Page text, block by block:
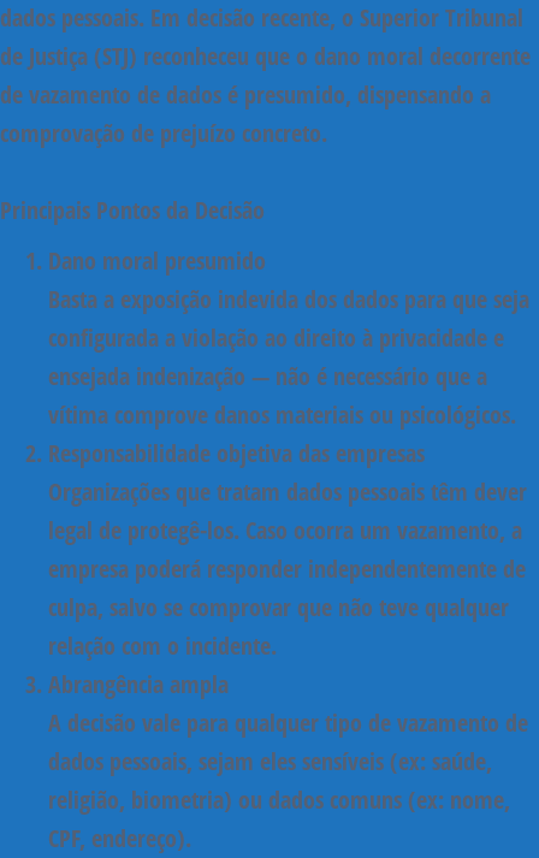
dados pessoais. Em decisão recente, o Superior Tribunal
de Justiça (STJ) reconheceu que o dano moral decorrente
de vazamento de dados é presumido, dispensando a
comprovação de prejuízo concreto.
Principais Pontos da Decisão
Dano moral presumido
Basta a exposição indevida dos dados para que seja
configurada a violação ao direito à privacidade e
ensejada indenização — não é necessário que a
vítima comprove danos materiais ou psicológicos.
Responsabilidade objetiva das empresas
Organizações que tratam dados pessoais têm dever
legal de protegê-los. Caso ocorra um vazamento, a
empresa poderá responder independentemente de
culpa, salvo se comprovar que não teve qualquer
relação com o incidente.
Abrangência ampla
A decisão vale para qualquer tipo de vazamento de
dados pessoais, sejam eles sensíveis (ex: saúde,
religião, biometria) ou dados comuns (ex: nome,
CPF, endereço).